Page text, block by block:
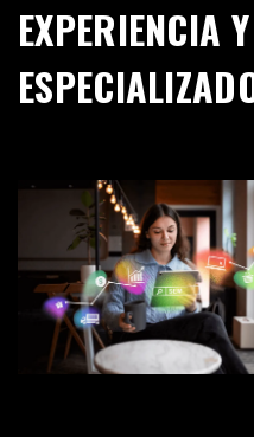
EXPERIENCIA